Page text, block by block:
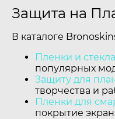
Защита на
В каталоге
Пленки и
популярных
Защиту для
творчества и
Пленки для
покрытие